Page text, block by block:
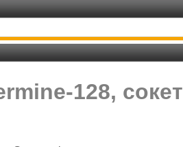
128, сокет